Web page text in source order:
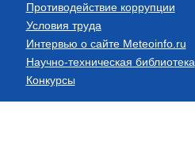
Противодействие коррупции
Условия труда
Интервью о сайте Meteoinfo.ru
Научно-техническая библиотека
Конкурсы